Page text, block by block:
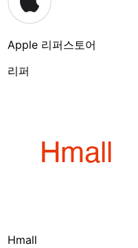
Apple 리퍼스토어
리퍼
Hmall